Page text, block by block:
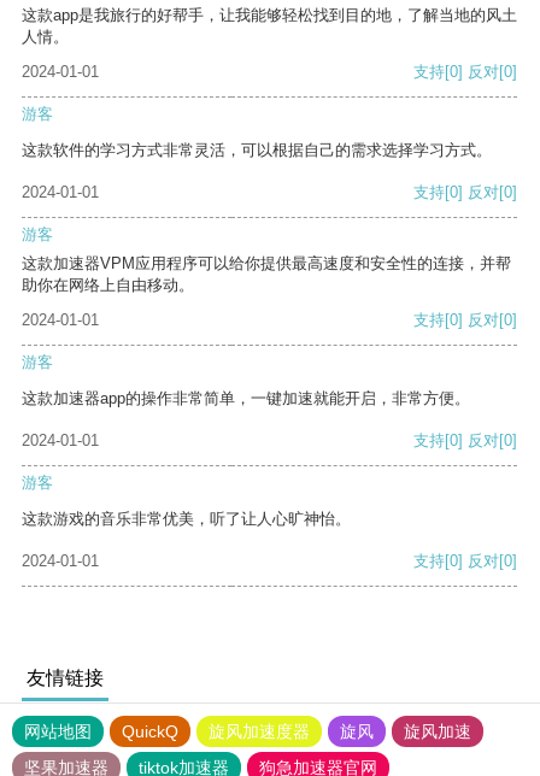
这款app是我旅行的好帮手，让我能够轻松找到目的地，了解当地的风土
人情。
2024-01-01
支持[0] 反对[0]
游客
这款软件的学习方式非常灵活，可以根据自己的需求选择学习方式。
2024-01-01 支持[0] 反对[0]
游客
这款加速器VPM应用程序可以给你提供最高速度和安全性的连接，并帮
助你在网络上自由移动。
2024-01-01
支持[0] 反对[0]
游客
这款加速器app的操作非常简单，一键加速就能开启，非常方便。
2024-01-01 支持[0] 反对[0]
游客
这款游戏的音乐非常优美，听了让人心旷神怡。
2024-01-01 支持[0] 反对[0]
友情链接
网站地图 QuickQ 旋风加速度器 旋风
旋风加速
坚果加速器
tiktok加速器
狗急加速器官网